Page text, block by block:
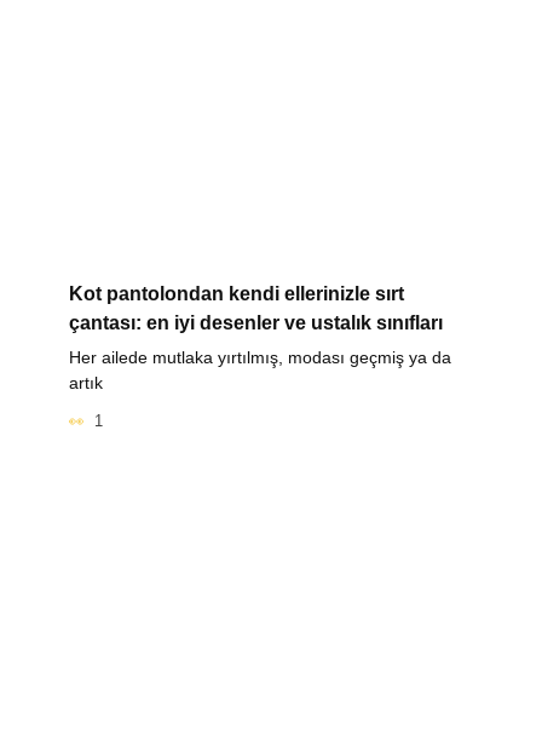
Kot pantolondan kendi ellerinizle sırt
çantası: en iyi desenler ve ustalık sınıfları
Her ailede mutlaka yırtılmış, modası geçmiş ya da
artık
1